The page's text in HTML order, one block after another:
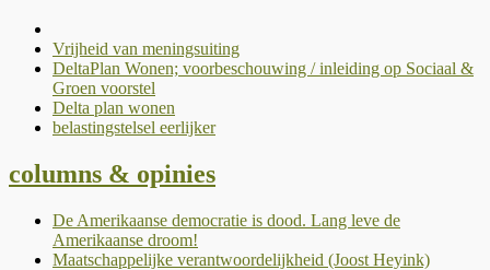
Vrijheid van meningsuiting
DeltaPlan Wonen; voorbeschouwing / inleiding op Sociaal &
Groen voorstel
Delta plan wonen
belastingstelsel eerlijker
columns & opinies
De Amerikaanse democratie is dood. Lang leve de
Amerikaanse droom!
Maatschappelijke verantwoordelijkheid (Joost Heyink)